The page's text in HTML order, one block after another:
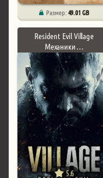
Размер:49.01 GB
Resident Evil Village
Механики …
5.6